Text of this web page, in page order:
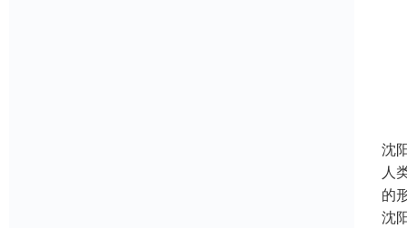
沈
人
的
沈